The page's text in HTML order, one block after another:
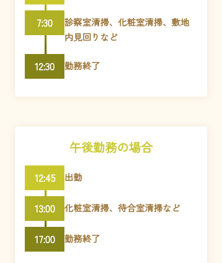
7:30
診察室清掃、化粧室清掃、敷地
内見回りなど
12:30 勤務終了
午後勤務の場合
12:45 出勤
13:00 化粧室清掃、待合室清掃など
17:00 勤務終了